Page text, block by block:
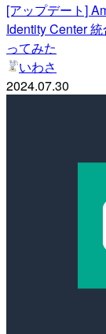
[アップデート]
Identity Center
ってみた
いわさ
2024.07.30